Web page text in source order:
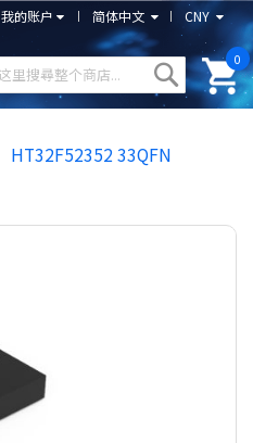
CNY
简体中文
我的账户
0
HT32F52352 33QFN